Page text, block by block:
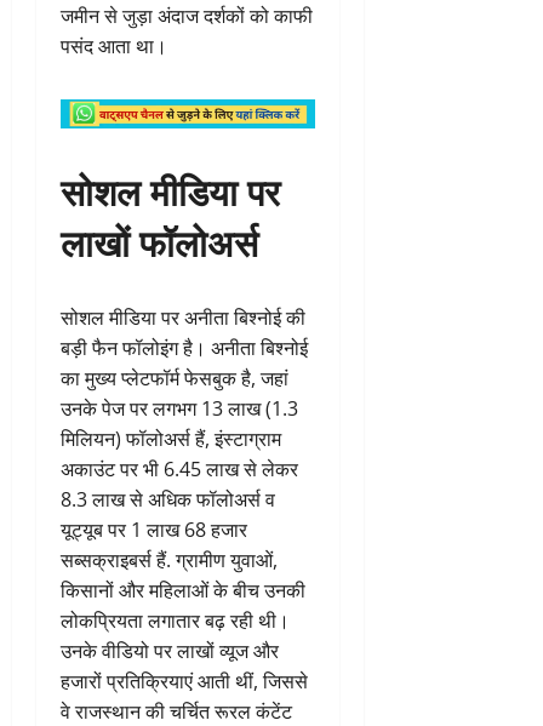
जमीन से जुड़ा अंदाज दर्शकों को काफी
पसंद आता था।
सोशल मीडिया पर
लाखों फॉलोअर्स
सोशल मीडिया पर अनीता बिश्नोई की
बड़ी फैन फॉलोइंग है। अनीता बिश्नोई
का मुख्य प्लेटफॉर्म फेसबुक है, जहां
उनके पेज पर लगभग 13 लाख (1.3
मिलियन) फॉलोअर्स हैं, इंस्टाग्राम
अकाउंट पर भी 6.45 लाख से लेकर
8.3 लाख से अधिक फॉलोअर्स व
यूट्यूब पर 1 लाख 68 हजार
सब्सक्राइबर्स हैं. ग्रामीण युवाओं,
किसानों और महिलाओं के बीच उनकी
लोकप्रियता लगातार बढ़ रही थी।
उनके वीडियो पर लाखों व्यूज और
हजारों प्रतिक्रियाएं आती थीं, जिससे
वे राजस्थान की चर्चित रूरल कंटेंट